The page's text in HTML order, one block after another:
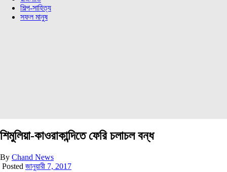
শিল্প-সাহিত্য
সফল মানুষ
শিমুলিয়া-কাওরাকান্দিতে ফেরি চলাচল বন্ধ
By Chand News
Posted জানুয়ারী 7, 2017